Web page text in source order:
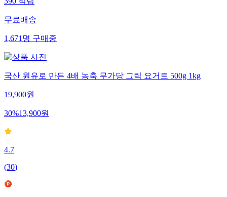
390적립
무료배송
1,671명구매중
국산 원유로 만든 4배 농축 무가당 그릭 요거트 500g 1kg
19,900원
30%13,900원
4.7
(30)